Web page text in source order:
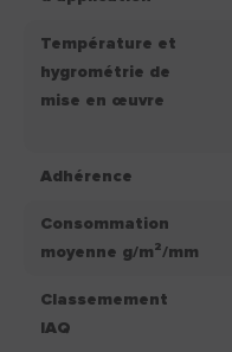
Température et
hygrométrie de
mise en œuvre
Adhérence
Consommation
moyenne g/m²/mm
Classemement
IAQ